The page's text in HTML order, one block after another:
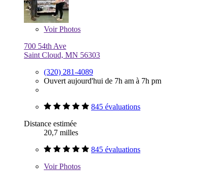
VoirPhotos
700 54th Ave
Saint Cloud, MN 56303
(320) 281-4089
Ouvert aujourd'hui de 7h am à 7h pm
845 évaluations
Distance estimée
20,7 milles
845 évaluations
VoirPhotos